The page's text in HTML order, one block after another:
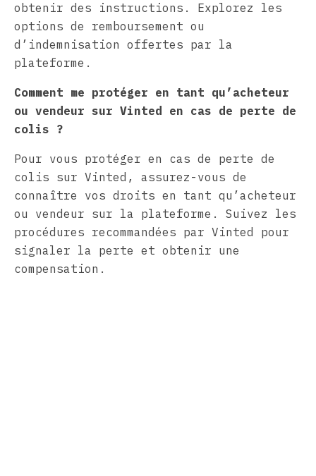
obtenir des instructions. Explorez les
options de remboursement ou
d’indemnisation offertes par la
plateforme.
Comment me protéger en tant qu’acheteur
ou vendeur sur Vinted en cas de perte de
colis ?
Pour vous protéger en cas de perte de
colis sur Vinted, assurez-vous de
connaître vos droits en tant qu’acheteur
ou vendeur sur la plateforme. Suivez les
procédures recommandées par Vinted pour
signaler la perte et obtenir une
compensation.